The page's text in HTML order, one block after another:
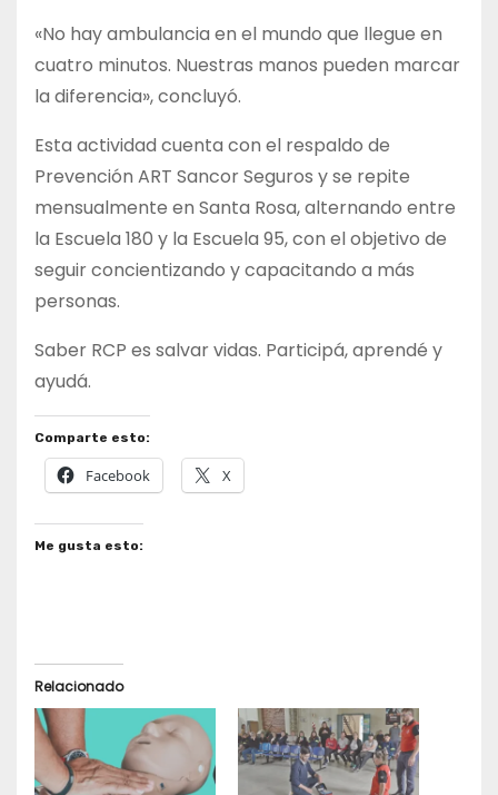
«No hay ambulancia en el mundo que llegue en
cuatro minutos. Nuestras manos pueden marcar
la diferencia», concluyó.
Esta actividad cuenta con el respaldo de
Prevención ART Sancor Seguros y se repite
mensualmente en Santa Rosa, alternando entre
la Escuela 180 y la Escuela 95, con el objetivo de
seguir concientizando y capacitando a más
personas.
Saber RCP es salvar vidas. Participá, aprendé y
ayudá.
Comparte esto:
Facebook X
Me gusta esto:
Relacionado